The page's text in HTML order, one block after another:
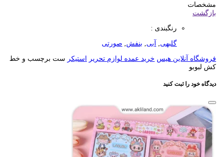
مشخصات
بازگشت
رنگبندی :
گلبهی آبی بنفش صورتی
فروشگاه آنلاین هیس خرید عمده لوازم تحریر استیکر ست برچسب و خط
کش لبوبو
دیدگاه خود را ثبت کنید